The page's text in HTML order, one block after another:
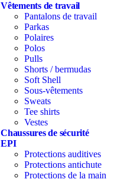
Vêtements de travail
Pantalons de travail
Parkas
Polaires
Polos
Pulls
Shorts / bermudas
Soft Shell
Sous-vêtements
Sweats
Tee shirts
Vestes
Chaussures de sécurité
EPI
Protections auditives
Protections antichute
Protections de la main